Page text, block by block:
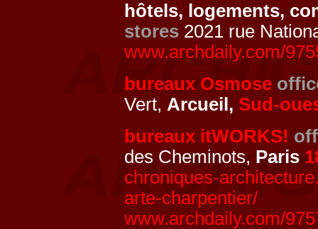
hôtels, logements,
stores 2021 rue
www.archdaily.com/
bureaux Osmose
Vert, Arcueil, Sud-
bureaux itWORKS!
des Cheminots, Paris
chroniques-
arte-charpentier/
www.archdaily.com/